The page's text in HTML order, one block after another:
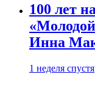
100 лет
Инна
1 неделя спустя